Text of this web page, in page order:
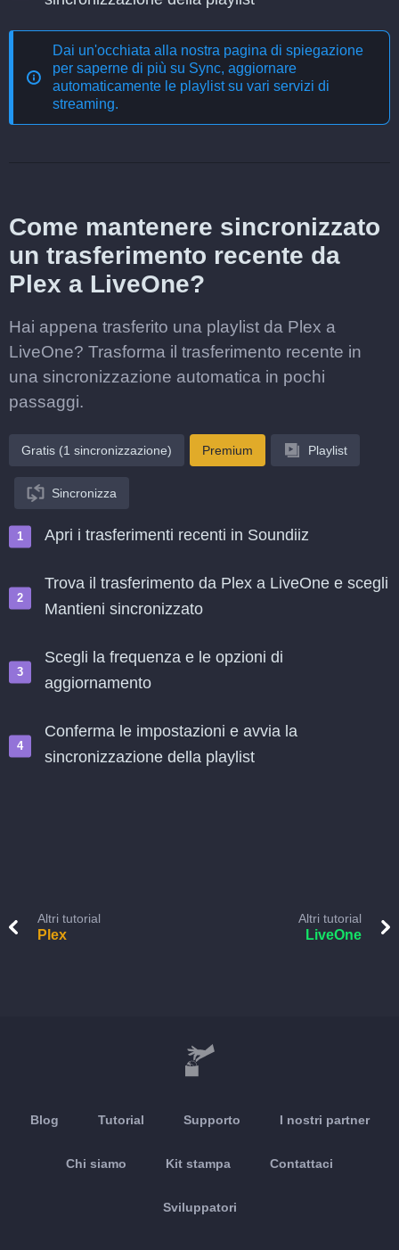
Dai un'occhiata alla nostra pagina di spiegazione
per saperne di più su Sync, aggiornare
automaticamente le playlist su vari servizi di
streaming.
Come mantenere sincronizzato
un trasferimento recente da
Plex a LiveOne?
Hai appena trasferito una playlist da Plex a
LiveOne? Trasforma il trasferimento recente in
una sincronizzazione automatica in pochi
passaggi.
Gratis (1 sincronizzazione) Premium Playlist
Sincronizza
Apri i trasferimenti recenti in Soundiiz
Trova il trasferimento da Plex a LiveOne e scegli
Mantieni sincronizzato
Scegli la frequenza e le opzioni di
aggiornamento
Conferma le impostazioni e avvia la
sincronizzazione della playlist
Altri tutorial
Plex
Altri tutorial
LiveOne
Blog Tutorial Supporto I nostri partner
Chi siamo Kit stampa Contattaci
Sviluppatori